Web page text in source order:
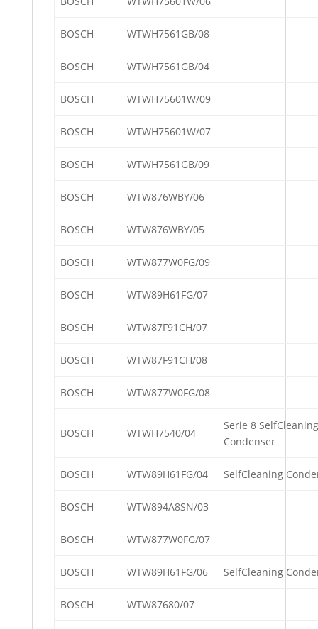
BOSCH WTWH7561GB/08
BOSCH WTWH7561GB/04
BOSCH WTWH75601W/09
BOSCH WTWH75601W/07
BOSCH WTWH7561GB/09
BOSCH WTW876WBY/06
BOSCH WTW876WBY/05
BOSCH WTW877W0FG/09
BOSCH WTW89H61FG/07
BOSCH WTW87F91CH/07
BOSCH WTW87F91CH/08
BOSCH WTW877W0FG/08
BOSCH WTWH7540/04
Serie 8 SelfCleaning
Condenser
BOSCH WTW89H61FG/04 SelfCleaning
BOSCH WTW894A8SN/03
BOSCH WTW877W0FG/07
BOSCH WTW89H61FG/06 SelfCleaning
BOSCH WTW87680/07